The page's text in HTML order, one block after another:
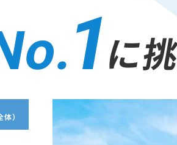
1に
）